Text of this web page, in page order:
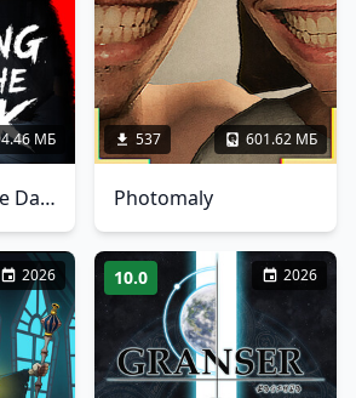
МБ
Barking from the Dark
537 601.62 МБ
Photomaly
2026 10.0 2026